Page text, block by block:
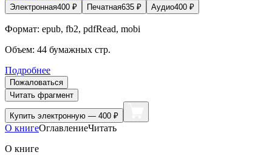
Электронная400 ₽ Печатная635 ₽ Аудио400 ₽
Формат: epub, fb2, pdfRead, mobi
Объем: 44 бумажных стр.
Подробнее
Пожаловаться
Читать фрагмент
Купить электронную — 400 ₽
О книгеОглавлениеЧитать
О книге